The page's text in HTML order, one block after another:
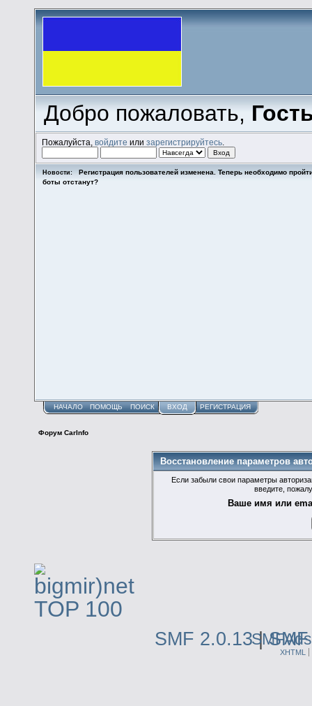
Добро пожаловать,
Пожалуйста,войдите илизарегистрируйтесь
Новости:
Регистрация пользователей изменена. Теперь необходимо
боты отстанут?
НАЧАЛО ПОМОЩЬ ПОИСК ВХОД РЕГИСТРАЦИЯ
Форум CarInfo
Восстановление параметров
Если забыли свои параметры
введите,
Ваше имя или
SMF 2.0.13|
SMFAds
XHTML